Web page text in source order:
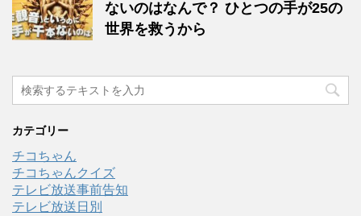
ないのはなんで？ ひとつの手が25の
世界を救うから
カテゴリー
チコちゃん
チコちゃんクイズ
テレビ放送事前告知
テレビ放送日別